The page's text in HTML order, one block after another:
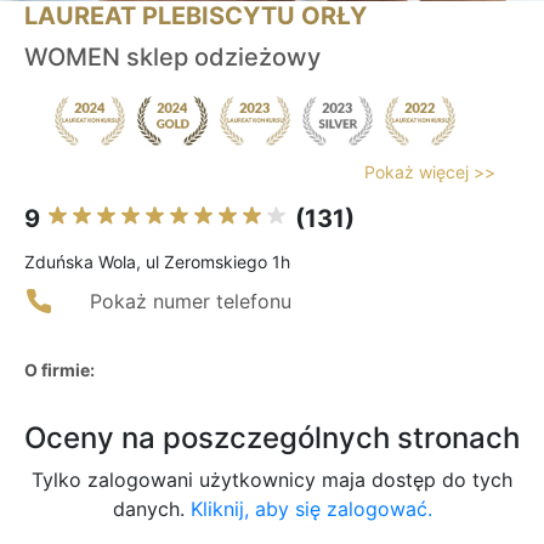
LAUREAT PLEBISCYTU ORŁY
WOMEN sklep odzieżowy
Pokaż więcej >>
9 (131)
Zduńska Wola, ul Zeromskiego 1h
Pokaż numer telefonu
O firmie:
Oceny na poszczególnych stronach
Tylko zalogowani użytkownicy maja dostęp do tych
danych. Kliknij, aby się zalogować.